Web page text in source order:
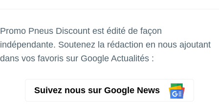
Promo Pneus Discount est édité de façon
indépendante. Soutenez la rédaction en nous ajoutant
dans vos favoris sur Google Actualités :
Suivez nous sur Google News